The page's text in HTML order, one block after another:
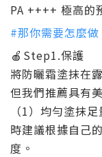
PA ++++ 極高的
#那你需要怎麼做
🍎 Step1.保護
將防曬霜塗抹在
但我們推薦具有
（1）均勻塗抹
時建議根據自己
度。